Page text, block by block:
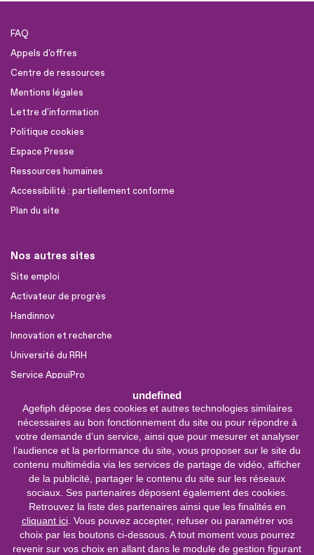
undefined
Agefiph dépose des cookies et autres technologies similaires
nécessaires au bon fonctionnement du site ou pour répondre à
votre demande d’un service, ainsi que pour mesurer et analyser
l’audience et la performance du site, vous proposer sur le site du
contenu multimédia via les services de partage de vidéo, afficher
de la publicité, partager le contenu du site sur les réseaux
sociaux. Ses partenaires déposent également des cookies.
Retrouvez la liste des partenaires ainsi que les finalités en
cliquant ici. Vous pouvez accepter, refuser ou paramétrer vos
choix par les boutons ci-dessous. A tout moment vous pourrez
revenir sur vos choix en allant dans le module de gestion figurant
FAQ
Appels d'offres
Centre de ressources
Mentions légales
Lettre d'information
Politique cookies
Espace Presse
Ressources humaines
Accessibilité : partiellement conforme
Plan du site
Nos autres sites
Site emploi
Activateur de progrès
Handinnov
Innovation et recherche
Université du RRH
Service AppuiPro
Nous suivre
Youtube
Linkedin
Facebook
0 800 11 10 09
Service &
appel gratuits